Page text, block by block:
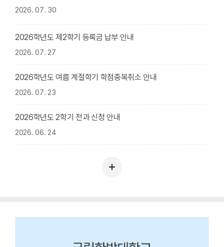
2026. 07. 30
참고(진로설계, 기업가정신과 창업)
https://www.hanbat.ac.kr/prog/bbsArticle/BBSMSTR_0000
00000921/view.do ◇ 회계세무학과 경영통계학/
재무회계학개론 교과목 수강 대상 안내 - 경영통계학(01분반)
2026학년도 제2학기 등록금 납부 안내
2026. 07. 27
2026학년도 여름 계절학기 학점중복취소 안내
2026. 07. 23
2026학년도 2학기 전과 신청 안내
2026. 06. 24